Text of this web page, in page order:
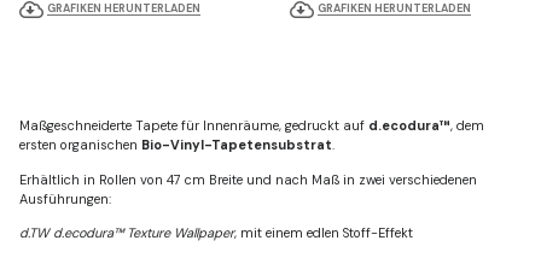
GRAFIKEN HERUNTERLADEN
GRAFIKEN HERUNTERLADEN
Maßgeschneiderte Tapete für Innenräume, gedruckt auf d.ecodura™, dem
ersten organischen Bio-Vinyl-Tapetensubstrat.
Erhältlich in Rollen von 47 cm Breite und nach Maß in zwei verschiedenen
Ausführungen:
d.TW d.ecodura™ Texture Wallpaper, mit einem edlen Stoff-Effekt